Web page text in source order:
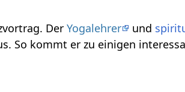
Video Kurzvortrag. DerYogalehrer und
So kommt er zu einigen